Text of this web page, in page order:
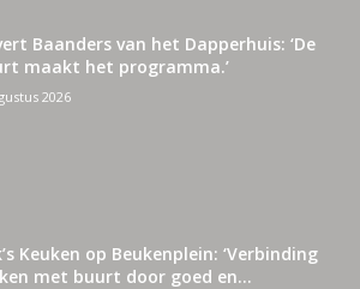
Baanders van het Dapperhuis: ‘De
maakt het programma.’
2026
Keuken op Beukenplein: ‘Verbinding
met buurt door goed en...